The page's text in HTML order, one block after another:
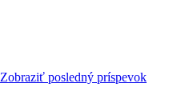
Zobraziť posledný príspevok